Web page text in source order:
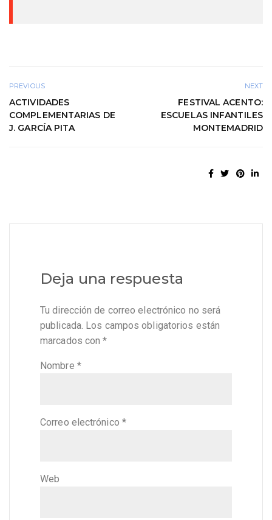
PREVIOUS
ACTIVIDADES
COMPLEMENTARIAS DE
J. GARCÍA PITA
NEXT
FESTIVAL ACENTO:
ESCUELAS INFANTILES
MONTEMADRID
Deja una respuesta
Tu dirección de correo electrónico no será
publicada. Los campos obligatorios están
marcados con*
Nombre *
Correo electrónico *
Web